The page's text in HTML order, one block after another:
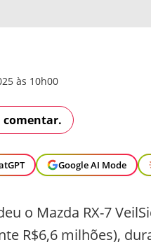
às 10h00
comentar.
Google AI Mode
o Mazda RX-7
R$6,6 milhões),